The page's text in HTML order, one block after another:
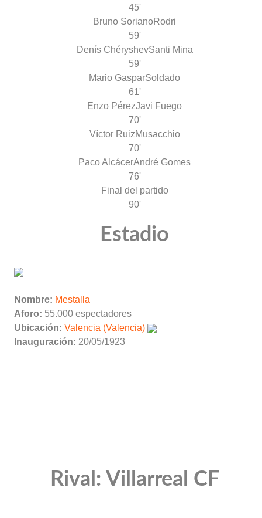
45'
Bruno SorianoRodri
59'
Denís ChéryshevSanti Mina
59'
Mario GasparSoldado
61'
Enzo PérezJavi Fuego
70'
Víctor RuizMusacchio
70'
Paco AlcácerAndré Gomes
76'
Final del partido
90'
Estadio
Nombre: Mestalla
Aforo: 55.000 espectadores
Ubicación: Valencia (Valencia)
Inauguración: 20/05/1923
Rival: Villarreal CF